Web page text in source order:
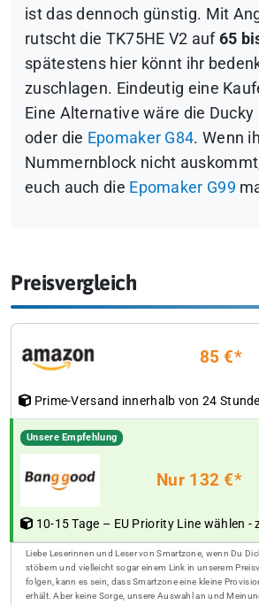
ist das dennoch günstig. Mit
rutscht die TK75HE V2 auf 65
spätestens hier könnt ihr
zuschlagen. Eindeutig eine
Eine Alternative wäre die Ducky
oder die Epomaker G84. Wenn
Nummernblock nicht
euch auch die Epomaker G99
Preisvergleich
85 €*
Prime-Versand innerhalb von 24
Unsere Empfehlung
Nur 132 €*
10-15 Tage – EU Priority Line wählen -
Liebe Leserinnen und Leser von Smartzone, wenn Du
stöbern und vielleicht sogar einem Link in unserem
folgen, kann es sein, dass Smartzone eine kleine
erhält. Aber keine Sorge, unsere Auswahl an und